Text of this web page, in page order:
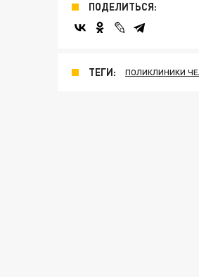
ПОДЕЛИТЬСЯ:
ТЕГИ: ПОЛИКЛИНИКИ